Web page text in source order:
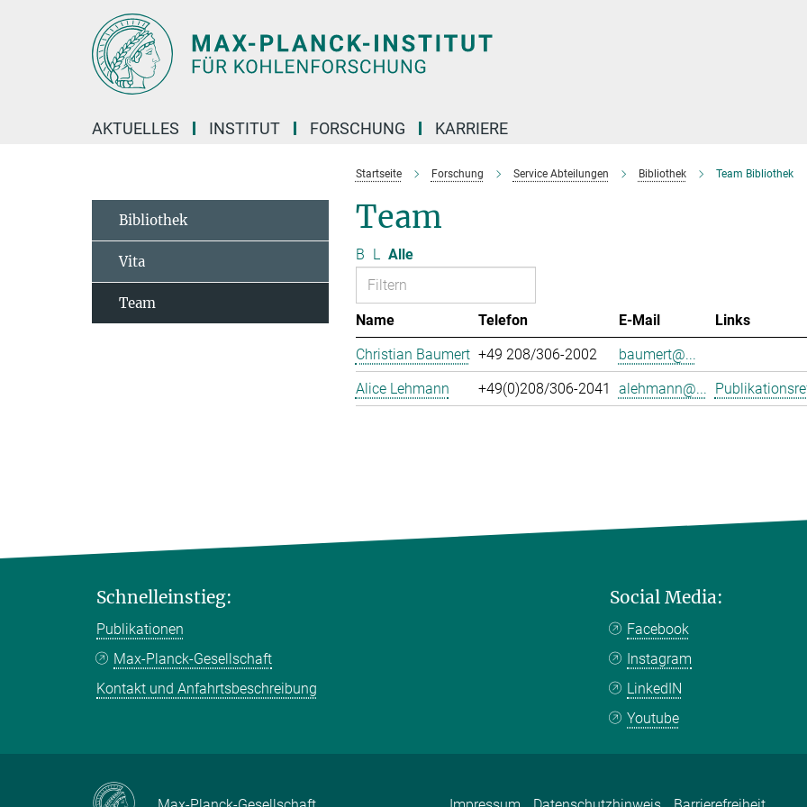
AKTUELLES INSTITUT FORSCHUNG KARRIERE
Startseite Forschung Service Abteilungen Bibliothek Team Bibliothek
Team
B L Alle
Name Telefon E-Mail
Links
Christian Baumert +49 208/306-2002
baumert@...
Alice Lehmann
+49(0)208/306-2041 alehmann@...
Bibliothek
Vita
Team
Schnelleinstieg:
Publikationen
Max-Planck-Gesellschaft
Kontakt und Anfahrtsbeschreibung
Social Media:
Facebook
Instagram
LinkedIN
Youtube